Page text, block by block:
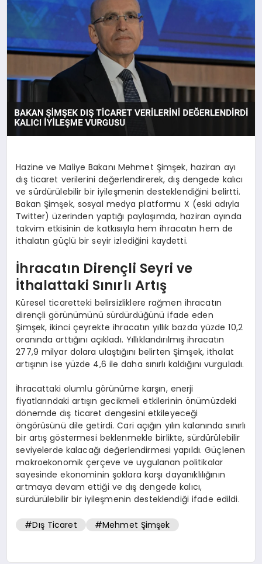
Hazine ve Maliye Bakanı Mehmet Şimşek, haziran ayı
dış ticaret verilerini değerlendirerek, dış dengede kalıcı
ve sürdürülebilir bir iyileşmenin desteklendiğini belirtti.
Bakan Şimşek, sosyal medya platformu X (eski adıyla
Twitter) üzerinden yaptığı paylaşımda, haziran ayında
takvim etkisinin de katkısıyla hem ihracatın hem de
ithalatın güçlü bir seyir izlediğini kaydetti.
İhracatın Dirençli Seyri ve
İthalattaki Sınırlı Artış
Küresel ticaretteki belirsizliklere rağmen ihracatın
dirençli görünümünü sürdürdüğünü ifade eden
Şimşek, ikinci çeyrekte ihracatın yıllık bazda yüzde 10,2
oranında arttığını açıkladı. Yıllıklandırılmış ihracatın
277,9 milyar dolara ulaştığını belirten Şimşek, ithalat
artışının ise yüzde 4,6 ile daha sınırlı kaldığını vurguladı.
İhracattaki olumlu görünüme karşın, enerji
fiyatlarındaki artışın gecikmeli etkilerinin önümüzdeki
dönemde dış ticaret dengesini etkileyeceği
öngörüsünü dile getirdi. Cari açığın yılın kalanında sınırlı
bir artış göstermesi beklenmekle birlikte, sürdürülebilir
seviyelerde kalacağı değerlendirmesi yapıldı. Güçlenen
makroekonomik çerçeve ve uygulanan politikalar
sayesinde ekonominin şoklara karşı dayanıklılığının
artmaya devam ettiği ve dış dengede kalıcı,
sürdürülebilir bir iyileşmenin desteklendiği ifade edildi.
#Dış Ticaret #Mehmet Şimşek